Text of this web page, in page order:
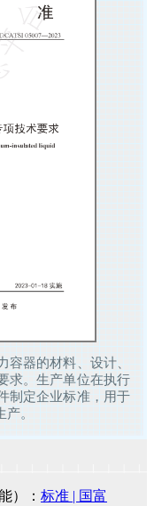
器的材料、设计、
求。生产单位在执行
制定企业标准，用于
。
）： ​​标准 | 国富